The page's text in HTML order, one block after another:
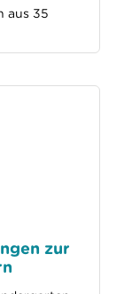
aus 35
zur